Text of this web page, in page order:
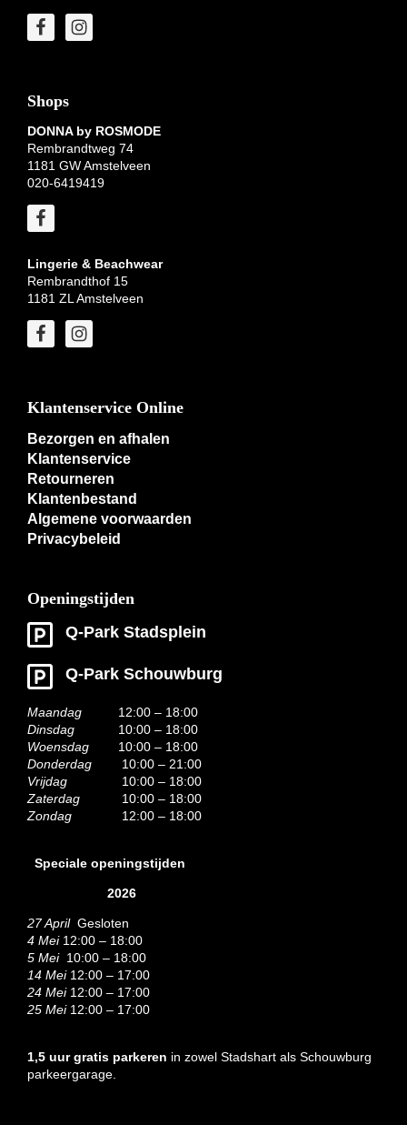
Shops
DONNA by ROSMODE
Rembrandtweg 74
1181 GW Amstelveen
020-6419419
Lingerie & Beachwear
Rembrandthof 15
1181 ZL Amstelveen
Klantenservice Online
Bezorgen en afhalen
Klantenservice
Retourneren
Klantenbestand
Algemene voorwaarden
Privacybeleid
Openingstijden
Q-Park Stadsplein
Q-Park Schouwburg
Maandag
12:00 – 18:00
Dinsdag
10:00 – 18:00
Woensdag
10:00 – 18:00
Donderdag
10:00 – 21:00
Vrijdag
10:00 – 18:00
Zaterdag
10:00 – 18:00
Zondag
12:00 – 18:00
Speciale openingstijden
2026
27 AprilGesloten
4 Mei12:00 – 18:00
5 Mei10:00 – 18:00
14 Mei12:00 – 17:00
24 Mei12:00 – 17:00
25 Mei 12:00 – 17:00
1,5 uur gratis parkeren in zowel Stadshart als Schouwburg
parkeergarage.